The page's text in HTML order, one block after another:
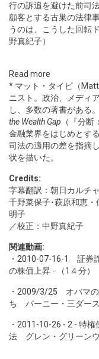
行の訴追を避けた前司
顧客とする古巣の法律
うのは、こうした回転
野真紀子）
Read more
* マット・タイビ（
ニスト。政治、メディ
し、多数の著書がある。
the Wealth Gap （『分
金融業界をはじめとす
司法の適用の差を指摘
状を描いた。
Credits:
字幕翻訳：朝日カルチ
千野菜保子･萩原和恵
明子
／校正：中野真紀子
関連動画:
・ 2010-07-16-1
証券
の株価上昇 - （1４分）
・ 2009/3/25 オバマの
ち バーニー・三ダース
・ 2011-10-26 - 2 - 特権
法 グレン・グリーンウ